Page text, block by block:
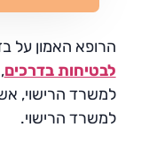
הרופא האמון על
לבטיחות בדרכים
למשרד הרישוי,
למשרד הרישוי.